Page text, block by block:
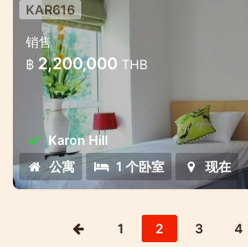
Cosy studio at Karon Hill
The studio is located on the
the famous condominium in
KAR616
销售
฿ 2,200,000 THB
Karon Hill
公寓
1 个卧室 现在
1 2 3 4